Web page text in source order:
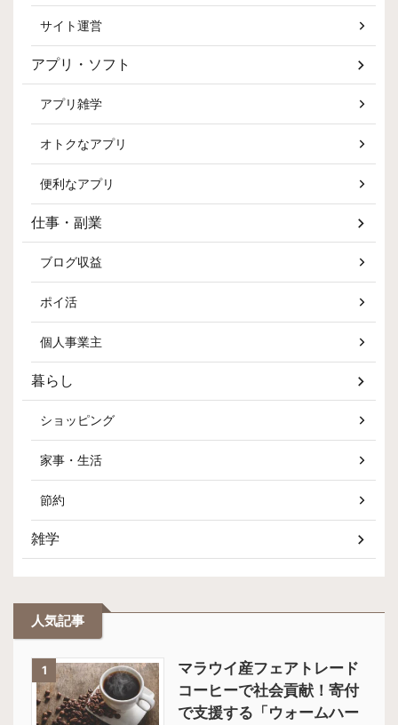
サイト運営
アプリ・ソフト
アプリ雑学
オトクなアプリ
便利なアプリ
仕事・副業
ブログ収益
ポイ活
個人事業主
暮らし
ショッピング
家事・生活
節約
雑学
人気記事
1
マラウイ産フェアトレード
コーヒーで社会貢献！寄付
で支援する「ウォームハー